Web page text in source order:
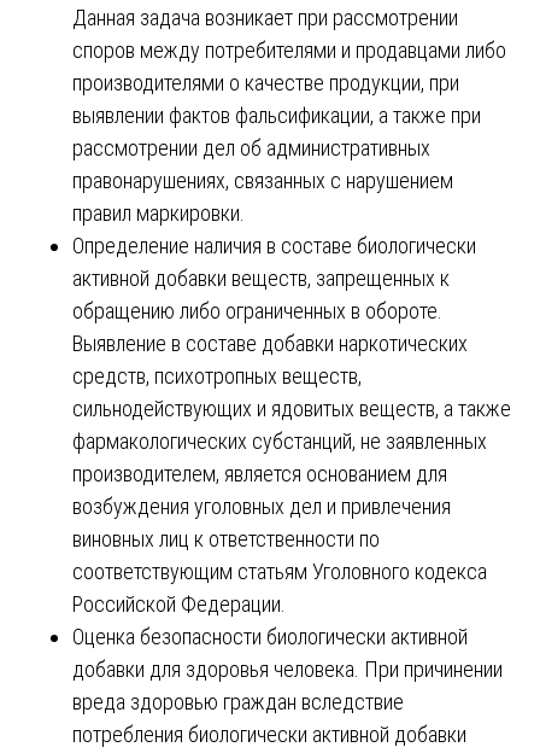
Данная задача возникает при рассмотрении
споров между потребителями и продавцами либо
производителями о качестве продукции, при
выявлении фактов фальсификации, а также при
рассмотрении дел об административных
правонарушениях, связанных с нарушением
правил маркировки.
Определение наличия в составе биологически
активной добавки веществ, запрещенных к
обращению либо ограниченных в обороте.
Выявление в составе добавки наркотических
средств, психотропных веществ,
сильнодействующих и ядовитых веществ, а также
фармакологических субстанций, не заявленных
производителем, является основанием для
возбуждения уголовных дел и привлечения
виновных лиц к ответственности по
соответствующим статьям Уголовного кодекса
Российской Федерации.
Оценка безопасности биологически активной
добавки для здоровья человека. При причинении
вреда здоровью граждан вследствие
потребления биологически активной добавки